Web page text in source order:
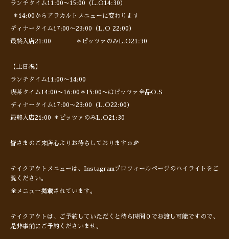
ランチタイム11:00〜15:00（L.O14:30）
＊14:00からアラカルトメニューに変わります
ディナータイム17:00〜23:00（L.O 22:00）
最終入店21:00 ＊ピッツァのみL.O21:30
【土日祝】
ランチタイム11:00〜14:00
喫茶タイム14:00〜16:00＊15:00〜はピッツァ全品O.S
ディナータイム17:00〜23:00（L.O22:00）
最終入店21:00 ＊ピッツァのみL.O21:30
皆さまのご来店心よりお待ちしております☺️🍕
テイクアウトメニューは、Instagramプロフィールページのハイライトをご
覧ください。
全メニュー掲載されています。
テイクアウトは、ご予約していただくと待ち時間０でお渡し可能ですので、
是非事前にご予約くださいませ。